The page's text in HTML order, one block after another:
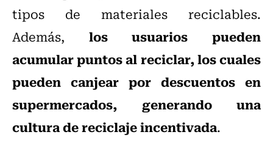
tipos de materiales reciclables.
Además, los usuarios pueden
acumular puntos al reciclar, los cuales
pueden canjear por descuentos en
supermercados, generando una
cultura de reciclaje incentivada.